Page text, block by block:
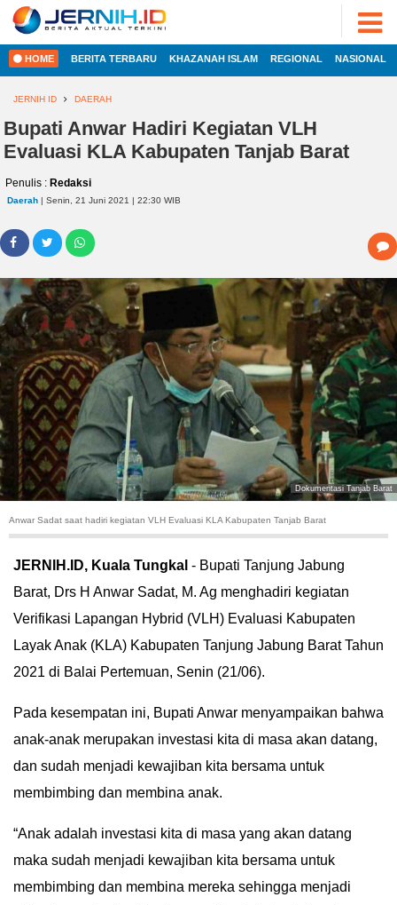
HOME
REGIONAL
NASIONAL
INTERNASIONAL
EKOBIS
POLITIK
HUKUM
KRIMINAL
TEKNOLOGI
OTOMOTIF
HIBURAN
DEPTH
OPINI
ADVERTORIAL
FOTO
VIDEO
PESONA
JAMBI
PESONA
PESONA
CAKRAWALA
PROPERTY
LIFESTYLE
ENTREPRENEURSHIP
2022
JERNIH.ID
•
Developed
HOME BERITA TERBARU KHAZANAH ISLAM REGIONAL NASIONAL
JERNIH ID DAERAH
Bupati Anwar Hadiri Kegiatan VLH
Evaluasi KLA Kabupaten Tanjab Barat
Penulis : Redaksi
Daerah | Senin, 21 Juni 2021 | 22:30 WIB
Dokumentasi Tanjab Barat
Anwar Sadat saat hadiri kegiatan VLH Evaluasi KLA Kabupaten Tanjab Barat
JERNIH.ID, Kuala Tungkal - Bupati Tanjung Jabung
Barat, Drs H Anwar Sadat, M. Ag menghadiri kegiatan
Verifikasi Lapangan Hybrid (VLH) Evaluasi Kabupaten
Layak Anak (KLA) Kabupaten Tanjung Jabung Barat Tahun
2021 di Balai Pertemuan, Senin (21/06).
Pada kesempatan ini, Bupati Anwar menyampaikan bahwa
anak-anak merupakan investasi kita di masa akan datang,
dan sudah menjadi kewajiban kita bersama untuk
membimbing dan membina anak.
“Anak adalah investasi kita di masa yang akan datang
maka sudah menjadi kewajiban kita bersama untuk
membimbing dan membina mereka sehingga menjadi